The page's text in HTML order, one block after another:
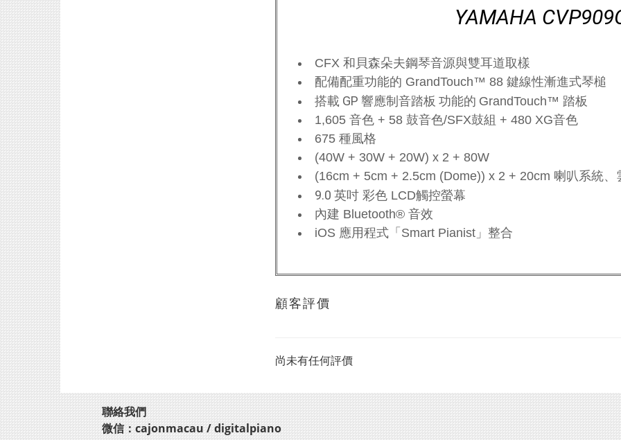
YAMAHA
CFX 和貝森朵夫鋼琴音源與雙耳道取樣
配備配重功能的 GrandTouch™ 88 鍵線性漸進式琴槌
搭載 GP 響應制音踏板 功能的 GrandTouch™ 踏板
1,605 音色 + 58 鼓音色/SFX鼓組 + 480 XG音色
675 種風格
(40W + 30W + 20W) x 2 + 80W
(16cm + 5cm + 2.5cm (Dome)) x 2 + 20cm 喇叭系統
9.0 英吋 彩色 LCD觸控螢幕
內建 Bluetooth® 音效
iOS 應用程式「Smart Pianist」整合
顧客評價
尚未有任何評價
聯絡我們
微信：cajonmacau / digitalpiano